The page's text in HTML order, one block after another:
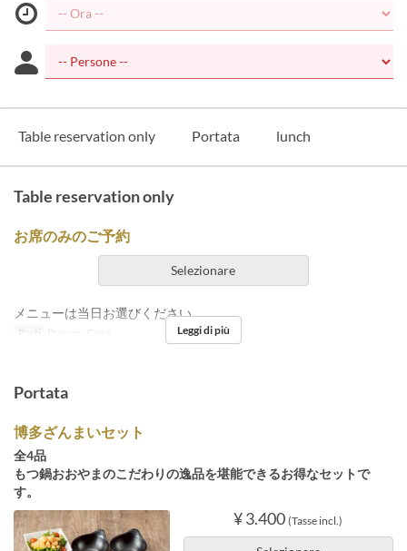
Table reservation only Portata lunch
Table reservation only
お席のみのご予約
Selezionare
メニューは当日お選びください。
Pasti Pranzo, Cena Leggi di più
Portata
博多ざんまいセット
全4品
もつ鍋おおやまのこだわりの逸品を堪能できるお得なセットで
す。
¥ 3.400 (Tasse incl.)